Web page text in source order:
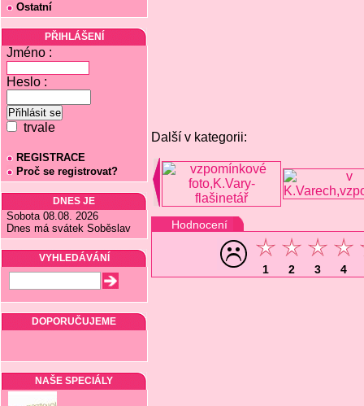
Ostatní
PŘIHLÁŠENÍ
Jméno :
Heslo :
trvale
REGISTRACE
Proč se registrovat?
DNES JE
Sobota 08.08. 2026
Dnes má svátek Soběslav
VYHLEDÁVÁNÍ
DOPORUČUJEME
NAŠE SPECIÁLY
Další v kategorii:
Hodnocení
1 2 3 4